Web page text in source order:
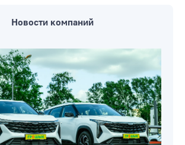
Новости компаний